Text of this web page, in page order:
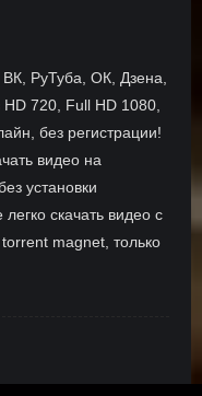
ВК, РуТуба, ОК, Дзена,
720, Full HD 1080,
без регистрации!
видео на
установки
скачать видео с
magnet, только